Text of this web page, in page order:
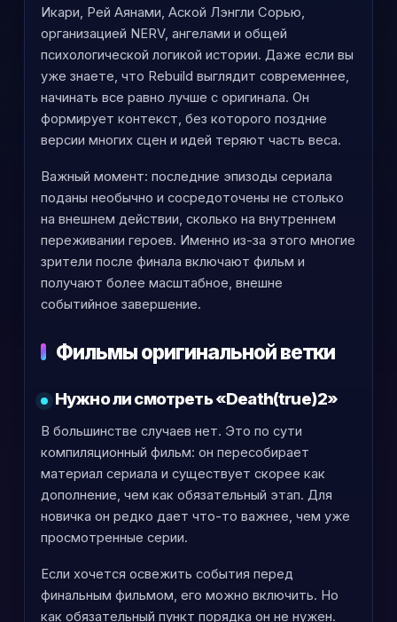
Икари, Рей Аянами, Аской Лэнгли Сорью,
организацией NERV, ангелами и общей
психологической логикой истории. Даже если вы
уже знаете, что Rebuild выглядит современнее,
начинать все равно лучше с оригинала. Он
формирует контекст, без которого поздние
версии многих сцен и идей теряют часть веса.
Важный момент: последние эпизоды сериала
поданы необычно и сосредоточены не столько
на внешнем действии, сколько на внутреннем
переживании героев. Именно из-за этого многие
зрители после финала включают фильм и
получают более масштабное, внешне
событийное завершение.
Фильмы оригинальной ветки
Нужно ли смотреть «Death(true)2»
В большинстве случаев нет. Это по сути
компиляционный фильм: он пересобирает
материал сериала и существует скорее как
дополнение, чем как обязательный этап. Для
новичка он редко дает что-то важнее, чем уже
просмотренные серии.
Если хочется освежить события перед
финальным фильмом, его можно включить. Но
как обязательный пункт порядка он не нужен.